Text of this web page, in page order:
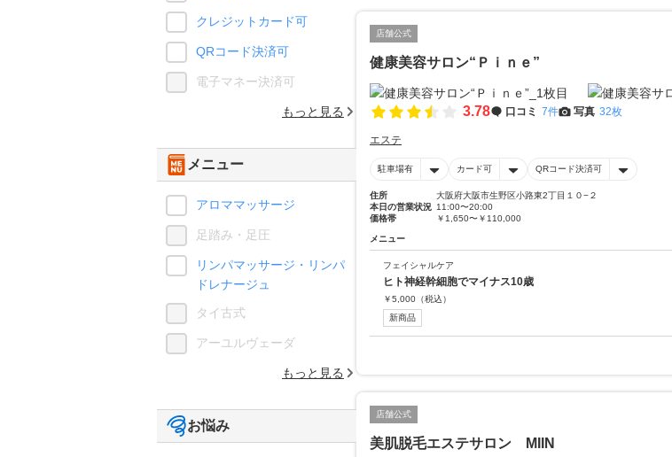
店舗公式
健康美容サロン“Ｐｉｎｅ”
3.78 口コミ 7件 写真 32枚
エステ
駐車場有 カード可 QRコード決済可
住所
大阪府大阪市生野区小路東2丁目１０−２
本日の営業状況 11:00〜20:00
価格帯
￥1,650〜￥110,000
メニュー
フェイシャルケア
ヒト神経幹細胞でマイナス10歳
￥5,000 （税込）
新商品
店舗公式
美肌脱毛エステサロン MIIN
クレジットカード可
QRコード決済可
電子マネー決済可
もっと見る
メニュー
アロママッサージ
足踏み・足圧
リンパマッサージ・リンパ
ドレナージュ
タイ古式
アーユルヴェーダ
もっと見る
お悩み